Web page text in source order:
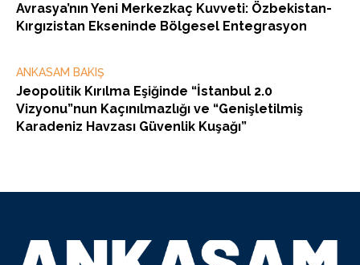
Avrasya’nın Yeni Merkezkaç Kuvveti: Özbekistan-
Kırgızistan Ekseninde Bölgesel Entegrasyon
ANKASAM BAKIŞ
Jeopolitik Kırılma Eşiğinde “İstanbul 2.0
Vizyonu”nun Kaçınılmazlığı ve “Genişletilmiş
Karadeniz Havzası Güvenlik Kuşağı”